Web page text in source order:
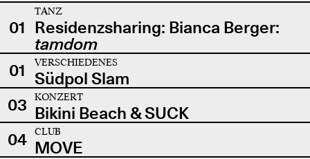
01
TANZ
Residenzsharing: Bianca Berger:
tamdom
01
VERSCHIEDENES
Südpol Slam
03
KONZERT
Bikini Beach & SUCK
04
CLUB
MOVE